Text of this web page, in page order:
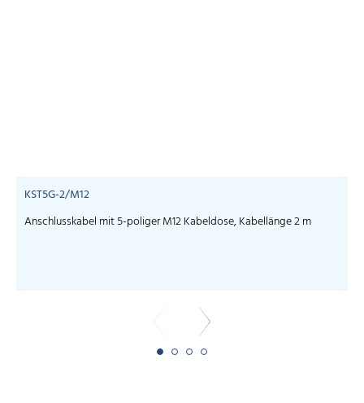
KST5G-2/M12
Anschlusskabel mit 5-poliger M12 Kabeldose, Kabellänge 2 m